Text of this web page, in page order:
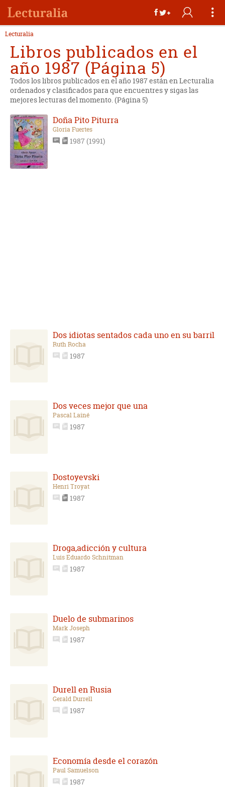
Lecturalia
Libros publicados en el
año 1987 (Página 5)
Todos los libros publicados en el año 1987 están en Lecturalia
ordenados y clasificados para que encuentres y sigas las
mejores lecturas del momento. (Página 5)
Doña Pito Piturra
Gloria Fuertes
1987 (1991)
Dos idiotas sentados cada uno en su barril
Ruth Rocha
1987
Dos veces mejor que una
Pascal Lainé
1987
Dostoyevski
Henri Troyat
1987
Droga,adicción y cultura
Luis Eduardo Schnitman
1987
Duelo de submarinos
Mark Joseph
1987
Durell en Rusia
Gerald Durrell
1987
Economía desde el corazón
Paul Samuelson
1987